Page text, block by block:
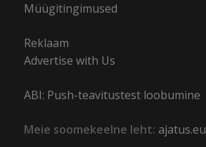
Müügitingimused
Reklaam
Advertise with Us
ABI: Push-teavitustest loobumine
Meie soomekeelne leht: ajatus.eu